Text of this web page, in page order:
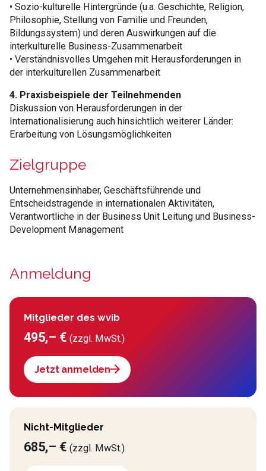
• Sozio-kulturelle Hintergründe (u.a. Geschichte, Religion,
Philosophie, Stellung von Familie und Freunden,
Bildungssystem) und deren Auswirkungen auf die
interkulturelle Business-Zusammenarbeit
• Verständnisvolles Umgehen mit Herausforderungen in
der interkulturellen Zusammenarbeit
4. Praxisbeispiele der Teilnehmenden
Diskussion von Herausforderungen in der
Internationalisierung auch hinsichtlich weiterer Länder:
Erarbeitung von Lösungsmöglichkeiten
Zielgruppe
Unternehmensinhaber, Geschäftsführende und
Entscheidstragende in internationalen Aktivitäten,
Verantwortliche in der Business Unit Leitung und Business-
Development Management
Anmeldung
Mitglieder des wvib
495,– €(zzgl. MwSt.)
Jetzt anmelden
Nicht-Mitglieder
685,– €(zzgl. MwSt.)